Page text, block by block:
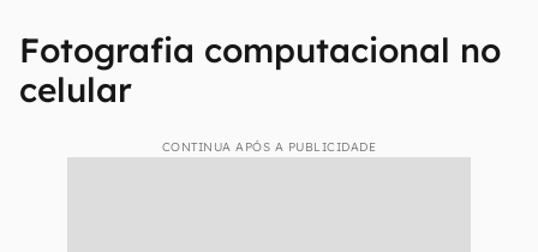
Fotografia computacional no
celular
CONTINUA APÓS A PUBLICIDADE